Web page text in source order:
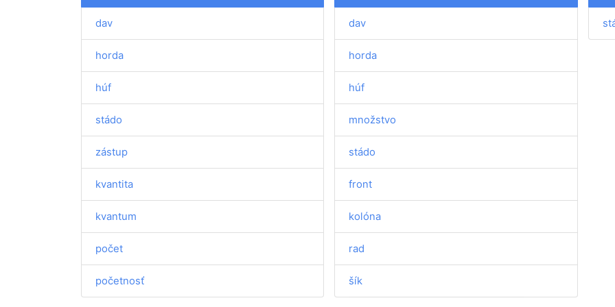
dav
horda
húf
stádo
zástup
kvantita
kvantum
počet
početnosť
dav
horda
húf
množstvo
stádo
front
kolóna
rad
šík